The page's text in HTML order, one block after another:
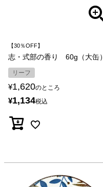
【30％OFF】
志・式部の香り 60g（大缶）
リーフ
¥1,620のところ
¥1,134税込